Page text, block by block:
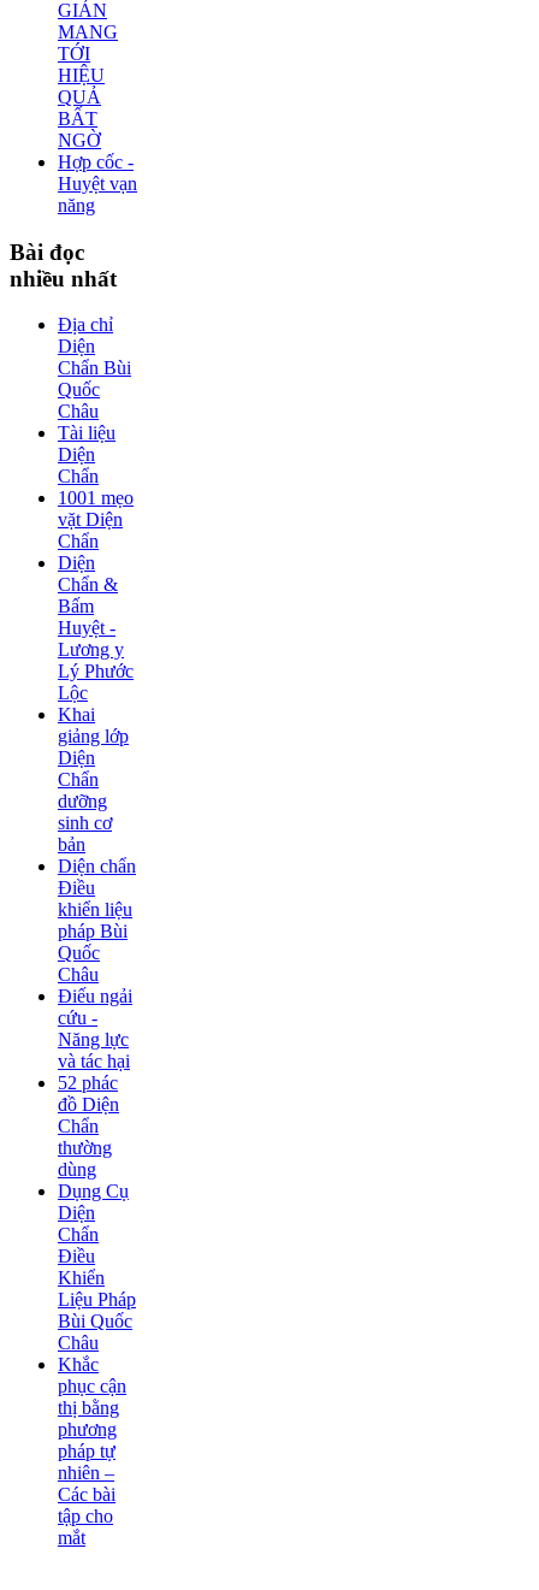
GIẢN
MANG
TỚI
HIỆU
QUẢ
BẤT
NGỜ
Hợp cốc -
Huyệt vạn
năng
Bài đọc
nhiều nhất
Địa chỉ
Diện
Chẩn Bùi
Quốc
Châu
Tài liệu
Diện
Chẩn
1001 mẹo
vặt Diện
Chẩn
Diện
Chẩn &
Bấm
Huyệt -
Lương y
Lý Phước
Lộc
Khai
giảng lớp
Diện
Chẩn
dưỡng
sinh cơ
bản
Diện chẩn
Điều
khiển liệu
pháp Bùi
Quốc
Châu
Điếu ngải
cứu -
Năng lực
và tác hại
52 phác
đồ Diện
Chẩn
thường
dùng
Dụng Cụ
Diện
Chẩn
Điều
Khiển
Liệu Pháp
Bùi Quốc
Châu
Khắc
phục cận
thị bằng
phương
pháp tự
nhiên –
Các bài
tập cho
mắt